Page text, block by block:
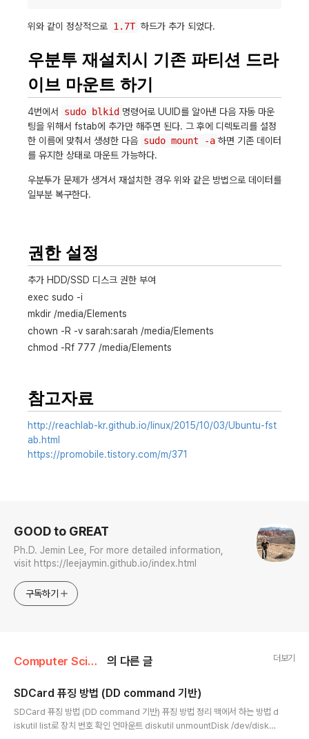
위와 같이 정상적으로 1.7T 하드가 추가 되었다.
우분투 재설치시 기존 파티션 드라
이브 마운트 하기
4번에서 sudo blkid 명령어로 UUID를 알아낸 다음 자동 마운
팅을 위해서 fstab에 추가만 해주면 된다. 그 후에 디렉토리를 설정
한 이름에 맞춰서 생성한 다음 sudo mount -a 하면 기존 데이터
를 유지한 상태로 마운트 가능하다.
우분투가 문제가 생겨서 재설치한 경우 위와 같은 방법으로 데이터를
일부분 복구한다.
권한 설정
추가 HDD/SSD 디스크 권한 부여
exec sudo -i
mkdir /media/Elements
chown -R -v sarah:sarah /media/Elements
chmod -Rf 777 /media/Elements​
참고자료
http://reachlab-kr.github.io/linux/2015/10/03/Ubuntu-fst
ab.html
https://promobile.tistory.com/m/371
GOOD to GREAT
Ph.D. Jemin Lee, For more detailed information,
visit https://leejaymin.github.io/index.html
구독하기
Computer Science/Linux and MAC 사용법 의 다른 글 더보기
SDCard 퓨징 방법 (DD command 기반)
SDCard 퓨징 방법 (DD command 기반) 퓨징 방법 정리 맥에서 하는 방법 d
iskutil list로 장치 번호 확인 언마운트 diskutil unmountDisk /dev/disk4